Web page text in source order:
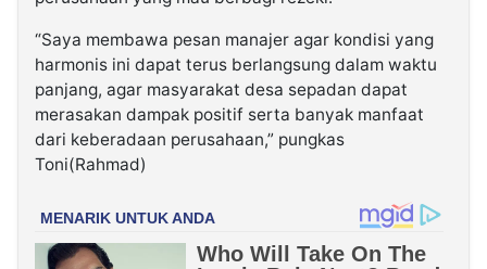
“Saya membawa pesan manajer agar kondisi yang
harmonis ini dapat terus berlangsung dalam waktu
panjang, agar masyarakat desa sepadan dapat
merasakan dampak positif serta banyak manfaat
dari keberadaan perusahaan,” pungkas
Toni(Rahmad)